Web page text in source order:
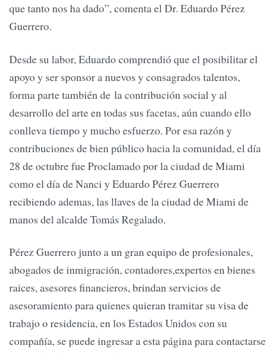
que tanto nos ha dado”, comenta el Dr. Eduardo Pérez
Guerrero.
Desde su labor, Eduardo comprendió que el posibilitar el
apoyo y ser sponsor a nuevos y consagrados talentos,
forma parte también de la contribución social y al
desarrollo del arte en todas sus facetas, aún cuando ello
conlleva tiempo y mucho esfuerzo. Por esa razón y
contribuciones de bien público hacia la comunidad, el día
28 de octubre fue Proclamado por la ciudad de Miami
como el día de Nanci y Eduardo Pérez Guerrero
recibiendo ademas, las llaves de la ciudad de Miami de
manos del alcalde Tomás Regalado.
Pérez Guerrero junto a un gran equipo de profesionales,
abogados de inmigración, contadores,expertos en bienes
raices, asesores financieros, brindan servicios de
asesoramiento para quienes quieran tramitar su visa de
trabajo o residencia, en los Estados Unidos con su
compañía, se puede ingresar a esta página para contactarse